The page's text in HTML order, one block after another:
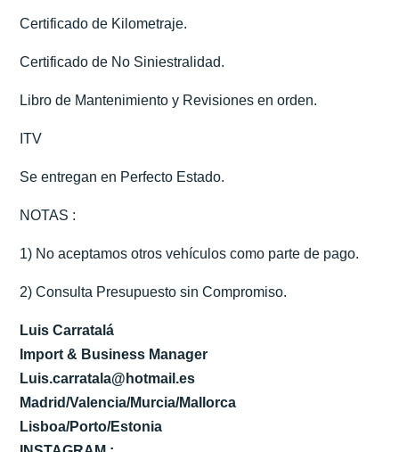
Certificado de Kilometraje.
Certificado de No Siniestralidad.
Libro de Mantenimiento y Revisiones en orden.
ITV
Se entregan en Perfecto Estado.
NOTAS :
1) No aceptamos otros vehículos como parte de pago.
2) Consulta Presupuesto sin Compromiso.
Luis Carratalá
Import & Business Manager
Luis.carratala@hotmail.es
Madrid/Valencia/Murcia/Mallorca
Lisboa/Porto/Estonia